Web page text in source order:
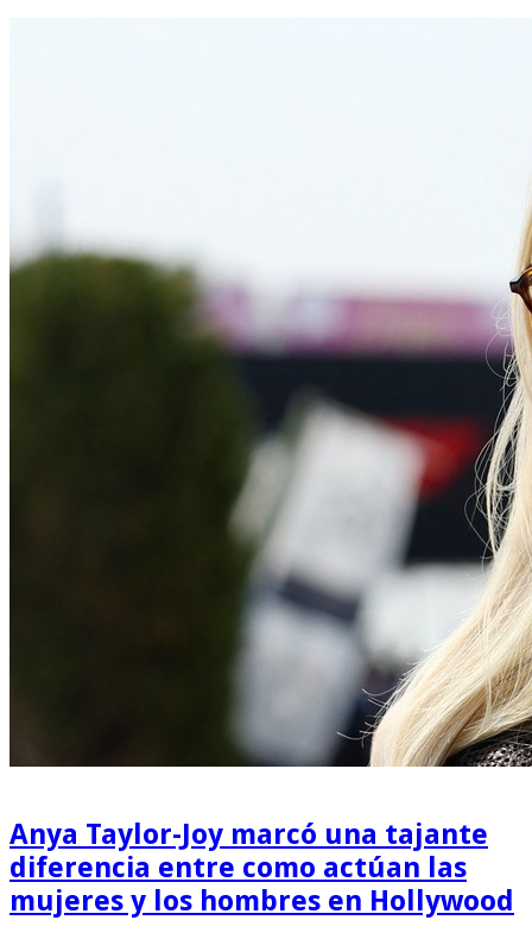
Anya Taylor-Joy marcó una tajante
diferencia entre como actúan las
mujeres y los hombres en Hollywood